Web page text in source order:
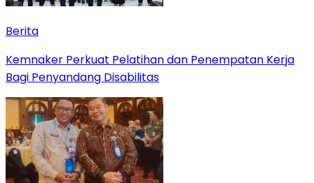
Berita
Kemnaker Perkuat Pelatihan dan Penempatan Kerja
Bagi Penyandang Disabilitas